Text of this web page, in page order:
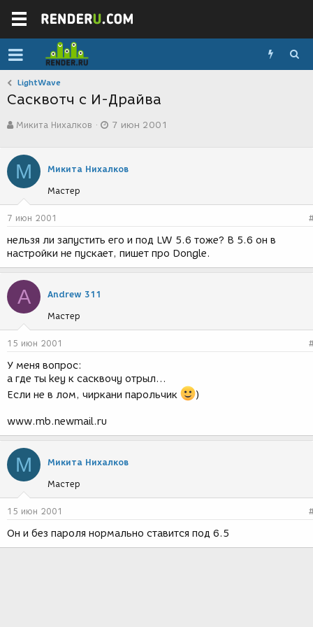
LightWave
Сасквотч с И-Драйва
в
о
р
т
е
м
ы
Микита Нихалков
а
с
д
и
я
7 июн 2001
М Микита Нихалков
Мастер
7 июн 2001
нельзя ли запустить его и под LW 5.6 тоже? В 5.6 он в
настройки не пускает, пишет про Dongle.
A Andrew 311
Мастер
15 июн 2001
У меня вопрос:
а где ты key к сасквочу отрыл...
Если не в лом, чиркани парольчик
)
www.mb.newmail.ru
М Микита Нихалков
Мастер
15 июн 2001
Он и без пароля нормально ставится под 6.5